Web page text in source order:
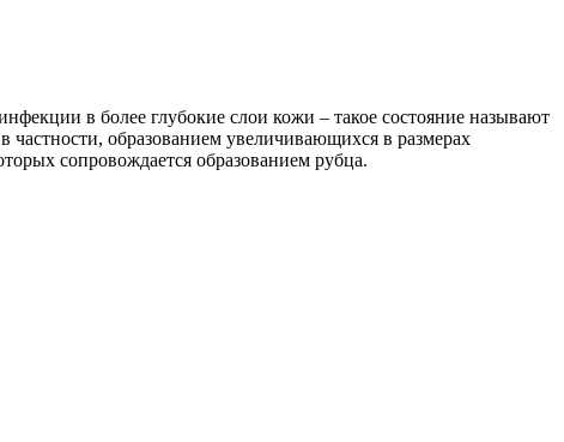
в более глубокие слои кожи – такое состояние называют
образованием увеличивающихся в размерах
сопровождается образованием рубца.